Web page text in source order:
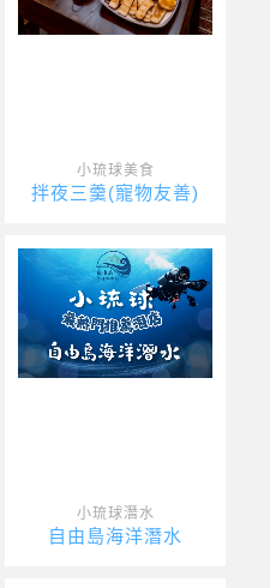
小琉球美食
拌夜三羹(寵物友善)
小琉球潛水
自由島海洋潛水